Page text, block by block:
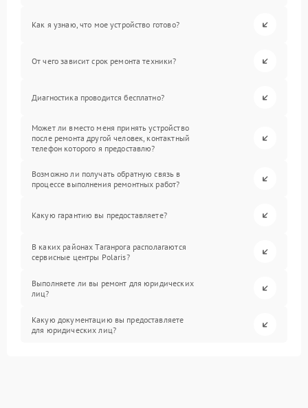
Как я узнаю, что мое устройство готово?
От чего зависит срок ремонта техники?
Диагностика проводится бесплатно?
Может ли вместо меня принять устройство
после ремонта другой человек, контактный
телефон которого я предоставлю?
Возможно ли получать обратную связь в
процессе выполнения ремонтных работ?
Какую гарантию вы предоставляете?
В каких районах Таганрога располагаются
сервисные центры Polaris?
Выполняете ли вы ремонт для юридических
лиц?
Какую документацию вы предоставляете
для юридических лиц?